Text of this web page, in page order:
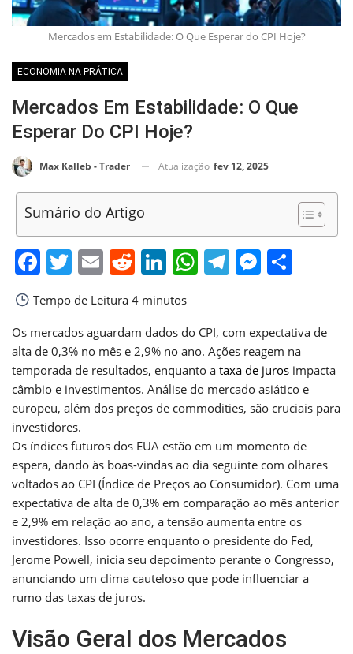
Mercados em Estabilidade: O Que Esperar do CPI Hoje?
ECONOMIA NA PRÁTICA
Mercados Em Estabilidade: O Que
Esperar Do CPI Hoje?
Max Kalleb - Trader Atualização fev 12, 2025
Sumário do Artigo
Facebook
Twitter
EmailReddit
LinkedIn
WhatsApp
Telegram
Tempo de Leitura 4 minutos
Os mercados aguardam dados do CPI, com expectativa de
alta de 0,3% no mês e 2,9% no ano. Ações reagem na
temporada de resultados, enquanto a taxa de juros impacta
câmbio e investimentos. Análise do mercado asiático e
europeu, além dos preços de commodities, são cruciais para
investidores.
Os índices futuros dos EUA estão em um momento de
espera, dando às boas-vindas ao dia seguinte com olhares
voltados ao CPI (Índice de Preços ao Consumidor). Com uma
expectativa de alta de 0,3% em comparação ao mês anterior
e 2,9% em relação ao ano, a tensão aumenta entre os
investidores. Isso ocorre enquanto o presidente do Fed,
Jerome Powell, inicia seu depoimento perante o Congresso,
anunciando um clima cauteloso que pode influenciar a
rumo das taxas de juros.
Visão Geral dos Mercados